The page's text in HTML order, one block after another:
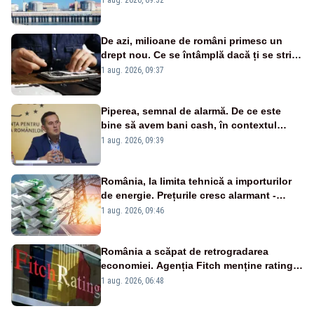
De azi, milioane de români primesc un
drept nou. Ce se întâmplă dacă ți se strică
un produs
1 aug. 2026, 09:37
Piperea, semnal de alarmă. De ce este
bine să avem bani cash, în contextul
alertei energetice?
1 aug. 2026, 09:39
România, la limita tehnică a importurilor
de energie. Prețurile cresc alarmant -
Analiză Realitatea Plus
1 aug. 2026, 09:46
România a scăpat de retrogradarea
economiei. Agenția Fitch menține ratingul
„BBB-” cu perspectivă negativă
1 aug. 2026, 06:48